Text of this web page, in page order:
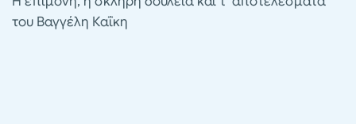
του Βαγγέλη Καΐκη